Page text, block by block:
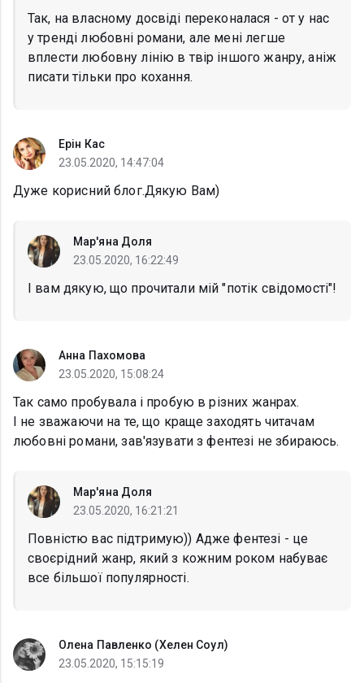
Так, на власному досвіді переконалася - от у нас
у тренді любовні романи, але мені легше
вплести любовну лінію в твір іншого жанру, аніж
писати тільки про кохання.
Ерін Кас
23.05.2020, 14:47:04
Дуже корисний блог.Дякую Вам)
Мар'яна Доля
23.05.2020, 16:22:49
І вам дякую, що прочитали мій "потік свідомості"!
Анна Пахомова
23.05.2020, 15:08:24
Так само пробувала і пробую в різних жанрах.
І не зважаючи на те, що краще заходять читачам
любовні романи, зав'язувати з фентезі не збираюсь.
Мар'яна Доля
23.05.2020, 16:21:21
Повністю вас підтримую)) Адже фентезі - це
своєрідний жанр, який з кожним роком набуває
все більшої популярності.
Олена Павленко (Хелен Соул)
23.05.2020, 15:15:19